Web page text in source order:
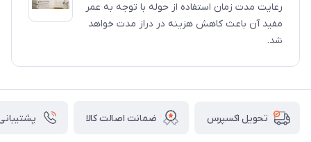
رعایت مدت زمان استفاده از حوله با توجه به عمر
مفید آن باعث کاهش هزینه در دراز مدت خواهد
شد.
تحویل اکسپرس ضمانت اصالت کالا پشتیبانی ۲۴